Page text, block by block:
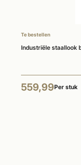
Te bestellen
Industriële staallook
559,99Per stuk